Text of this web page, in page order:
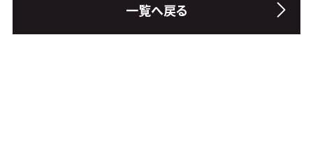
一覧へ戻る